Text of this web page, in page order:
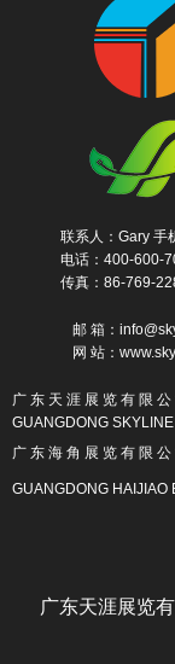
联系人：Gary 手
电话：400-600-
传真：86-769-
邮 箱：
网 站：
广 东 天 涯 展 览 有 限 公
GUANGDONG
广 东 海 角 展 览 有 限 公
GUANGDONG HAIJIAO
广东天涯展览